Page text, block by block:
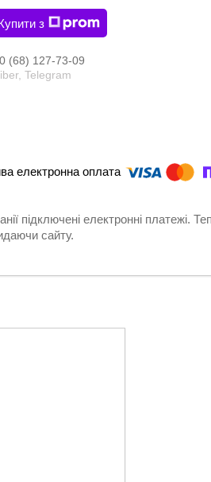
з
(68) 127-73-09
Telegram
підключені електронні платежі.
сайту.